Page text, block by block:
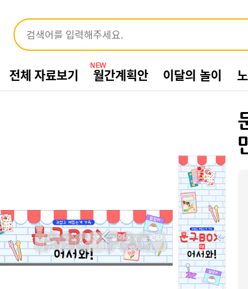
전체 자료보기 NEW
월간계획안 이달의 놀이